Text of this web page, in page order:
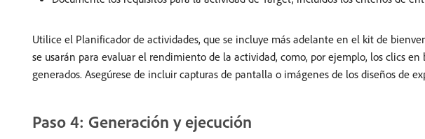
Utilice el Planificador de actividades, que se incluye más adelante en el kit de
se usarán para evaluar el rendimiento de la actividad, como, por ejemplo, los clics
generados. Asegúrese de incluir capturas de pantalla o imágenes de los diseños de
Paso 4: Generación y ejecución